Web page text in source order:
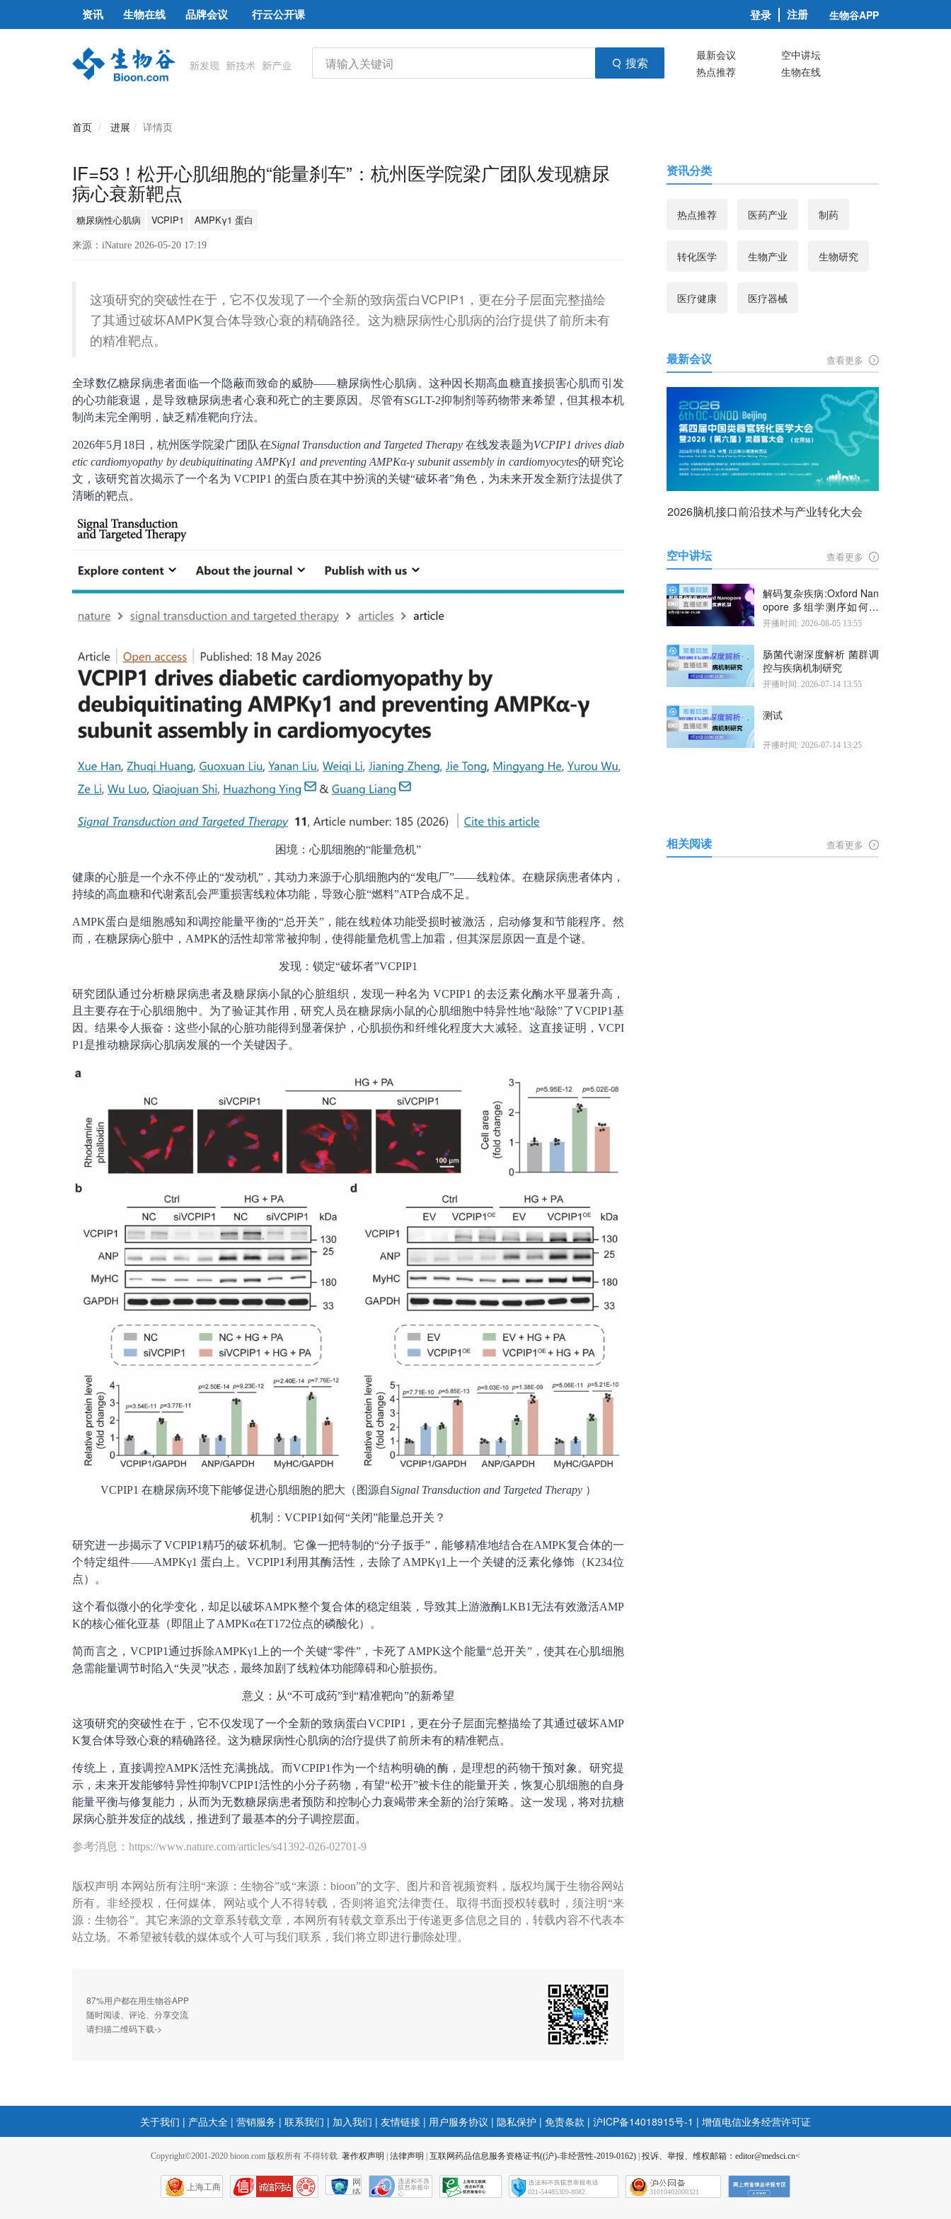
资讯 生物在线 品牌会议 行云公开课 登录 注册 生物谷APP
搜索 最新会议
空中讲坛
热点推荐
生物在线
首页 进展 详情页
IF=53！松开心肌细胞的“能量刹车”：杭州医学院梁广团队发现糖尿
病心衰新靶点
糖尿病性心肌病 VCPIP1 AMPKγ1 蛋白
来源：iNature 2026-05-20 17:19
这项研究的突破性在于，它不仅发现了一个全新的致病蛋白VCPIP1，更在分子层面完整描绘
了其通过破坏AMPK复合体导致心衰的精确路径。这为糖尿病性心肌病的治疗提供了前所未有
的精准靶点。
全球数亿糖尿病患者面临一个隐蔽而致命的威胁——糖尿病性心肌病。这种因长期高血糖直接损害心肌而引发
的心功能衰退，是导致糖尿病患者心衰和死亡的主要原因。尽管有SGLT-2抑制剂等药物带来希望，但其根本机
制尚未完全阐明，缺乏精准靶向疗法。
2026年5月18日，杭州医学院梁广团队在Signal Transduction and Targeted Therapy 在线发表题为VCPIP1 drives diab
etic cardiomyopathy by deubiquitinating AMPKγ1 and preventing AMPKα-γ subunit assembly in cardiomyocytes的研究论
文，该研究首次揭示了一个名为 VCPIP1 的蛋白质在其中扮演的关键“破坏者”角色，为未来开发全新疗法提供了
清晰的靶点。
困境：心肌细胞的“能量危机”
健康的心脏是一个永不停止的“发动机”，其动力来源于心肌细胞内的“发电厂”——线粒体。在糖尿病患者体内，
持续的高血糖和代谢紊乱会严重损害线粒体功能，导致心脏“燃料”ATP合成不足。
AMPK蛋白是细胞感知和调控能量平衡的“总开关”，能在线粒体功能受损时被激活，启动修复和节能程序。然
而，在糖尿病心脏中，AMPK的活性却常常被抑制，使得能量危机雪上加霜，但其深层原因一直是个谜。
发现：锁定“破坏者”VCPIP1
研究团队通过分析糖尿病患者及糖尿病小鼠的心脏组织，发现一种名为 VCPIP1 的去泛素化酶水平显著升高，
且主要存在于心肌细胞中。为了验证其作用，研究人员在糖尿病小鼠的心肌细胞中特异性地“敲除”了VCPIP1基
因。结果令人振奋：这些小鼠的心脏功能得到显著保护，心肌损伤和纤维化程度大大减轻。这直接证明，VCPI
P1是推动糖尿病心肌病发展的一个关键因子。
VCPIP1 在糖尿病环境下能够促进心肌细胞的肥大（图源自Signal Transduction and Targeted Therapy）
机制：VCPIP1如何“关闭”能量总开关？
研究进一步揭示了VCPIP1精巧的破坏机制。它像一把特制的“分子扳手”，能够精准地结合在AMPK复合体的一
个特定组件——AMPKγ1 蛋白上。VCPIP1利用其酶活性，去除了AMPKγ1上一个关键的泛素化修饰（K234位
点）。
这个看似微小的化学变化，却足以破坏AMPK整个复合体的稳定组装，导致其上游激酶LKB1无法有效激活AMP
K的核心催化亚基（即阻止了AMPKα在T172位点的磷酸化）。
简而言之，VCPIP1通过拆除AMPKγ1上的一个关键“零件”，卡死了AMPK这个能量“总开关”，使其在心肌细胞
急需能量调节时陷入“失灵”状态，最终加剧了线粒体功能障碍和心脏损伤。
意义：从“不可成药”到“精准靶向”的新希望
这项研究的突破性在于，它不仅发现了一个全新的致病蛋白VCPIP1，更在分子层面完整描绘了其通过破坏AMP
K复合体导致心衰的精确路径。这为糖尿病性心肌病的治疗提供了前所未有的精准靶点。
传统上，直接调控AMPK活性充满挑战。而VCPIP1作为一个结构明确的酶，是理想的药物干预对象。研究提
示，未来开发能够特异性抑制VCPIP1活性的小分子药物，有望“松开”被卡住的能量开关，恢复心肌细胞的自身
能量平衡与修复能力，从而为无数糖尿病患者预防和控制心力衰竭带来全新的治疗策略。这一发现，将对抗糖
尿病心脏并发症的战线，推进到了最基本的分子调控层面。
参考消息：https://www.nature.com/articles/s41392-026-02701-9
版权声明 本网站所有注明“来源：生物谷”或“来源：bioon”的文字、图片和音视频资料，版权均属于生物谷网站
所有。非经授权，任何媒体、网站或个人不得转载，否则将追究法律责任。取得书面授权转载时，须注明“来
源：生物谷”。其它来源的文章系转载文章，本网所有转载文章系出于传递更多信息之目的，转载内容不代表本
站立场。不希望被转载的媒体或个人可与我们联系，我们将立即进行删除处理。
87%用户都在用生物谷APP
随时阅读、评论、分享交流
请扫描二维码下载->
资讯分类
热点推荐 医药产业 制药
转化医学 生物产业 生物研究
医疗健康 医疗器械
最新会议 查看更多
2026脑机接口前沿技术与产业转化大会
空中讲坛 查看更多
解码复杂疾病:Oxford Nan
opore 多组学测序如何揭
示疾病机制
开播时间: 2026-08-05 13:55
肠菌代谢深度解析 菌群调
控与疾病机制研究
开播时间: 2026-07-14 13:55
测试
开播时间: 2026-07-14 13:25
相关阅读 查看更多
关于我们 | 产品大全 | 营销服务 | 联系我们 | 加入我们 | 友情链接 | 用户服务协议 | 隐私保护 | 免责条款 | 沪ICP备14018915号-1 | 增值电信业务经营许可证
Copyright©2001-2020 bioon.com 版权所有 不得转载. 著作权声明 法律声明 互联网药品信息服务资格证书((沪)-非经营性-2019-0162) 投诉、举报、维权邮箱：editor@medsci.cn<
上海工商
网
络
021-54485309-8082 31010402000321